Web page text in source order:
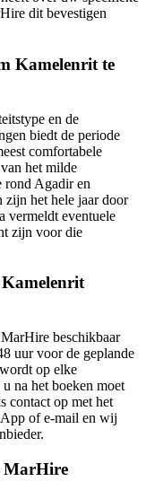
dit bevestigen
Kamelenrit te
en de
biedt de periode
comfortabele
het milde
rond Agadir en
zijn het hele jaar door
vermeldt eventuele
zijn voor die
beschikbaar
uur voor de geplande
op elke
na het boeken moet
contact op met het
of e-mail en wij
MarHire